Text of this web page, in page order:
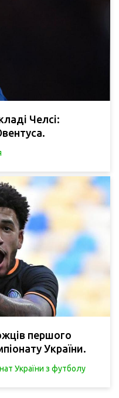
Челсі:
першого
України.
України з футболу